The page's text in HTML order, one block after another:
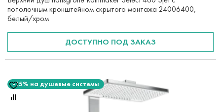
потолочным кронштейном скрытого монтажа 24006400,
белый/хром
ДОСТУПНО ПОД ЗАКАЗ
-15% на душевые системы